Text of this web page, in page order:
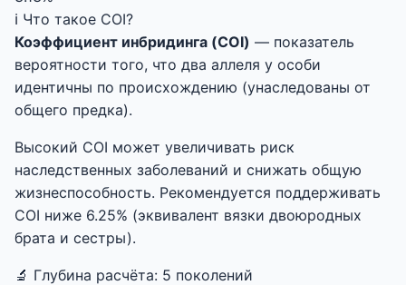
ℹ️ Что такое COI?
Коэффициент инбридинга (COI) — показатель
вероятности того, что два аллеля у особи
идентичны по происхождению (унаследованы от
общего предка).
Высокий COI может увеличивать риск
наследственных заболеваний и снижать общую
жизнеспособность. Рекомендуется поддерживать
COI ниже 6.25% (эквивалент вязки двоюродных
брата и сестры).
🔬 Глубина расчёта: 5 поколений